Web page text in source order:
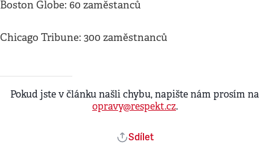
Boston Globe: 60 zaměstanců
Chicago Tribune: 300 zaměstnanců
Pokud jste v článku našli chybu, napište nám prosím na
opravy@respekt.cz.
Sdílet